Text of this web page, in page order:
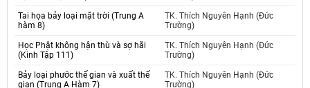
Tai họa bảy loại mặt trời (Trung A
hàm 8)
TK. Thích Nguyên Hạnh (Đức
Trường)
Học Phật không hận thù và sợ hãi
(Kinh Tập 111)
TK. Thích Nguyên Hạnh (Đức
Trường)
Bảy loại phước thế gian và xuất thế
gian (Trung A Hàm 7)
TK. Thích Nguyên Hạnh (Đức
Trường)